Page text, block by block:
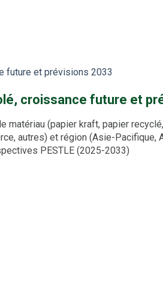
future et prévisions 2033
croissance future et
matériau (papier kraft, papier
autres) et région (Asie-
PESTLE (2025-2033)